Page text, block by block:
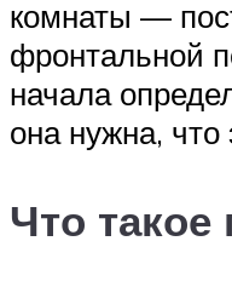
комнаты —
фронтальной
начала
она нужна, что
Что такое